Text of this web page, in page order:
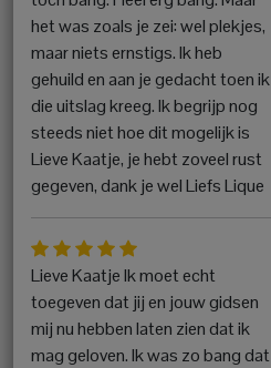
het was zoals je zei: wel plekjes,
maar niets ernstigs. Ik heb
gehuild en aan je gedacht toen ik
die uitslag kreeg. Ik begrijp nog
steeds niet hoe dit mogelijk is
Lieve Kaatje, je hebt zoveel rust
gegeven, dank je wel Liefs Lique
Lieve Kaatje Ik moet echt
toegeven dat jij en jouw gidsen
mij nu hebben laten zien dat ik
mag geloven. Ik was zo bang dat